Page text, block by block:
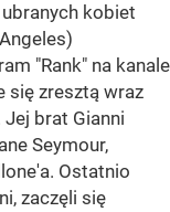
kobiet
"Rank" na kanale
się zresztą wraz
brat Gianni
Seymour,
Ostatnio
zaczęli się